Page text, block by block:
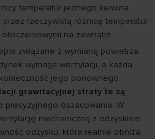
temperatur jednego kelwina.
rzeczywistą różnicę temperatur
na zewnątrz.
związane z wymianą powietrza.
wymaga wentylacji, a każda
jego ponownego
grawitacyjnej straty te są
precyzyjnego oszacowania. W
mechaniczną z odzyskiem
odzysku, która realnie obniża